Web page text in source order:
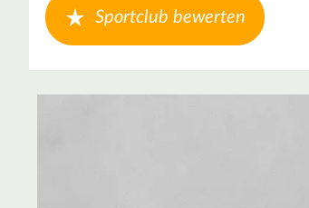
Sportclub bewerten